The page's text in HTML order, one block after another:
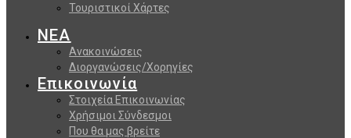
Τουριστικοί Χάρτες
ΝΕΑ
Ανακοινώσεις
Διοργανώσεις/Χορηγίες
Επικοινωνία
Στοιχεία Επικοινωνίας
Χρήσιμοι Σύνδεσμοι
Που θα μας βρείτε